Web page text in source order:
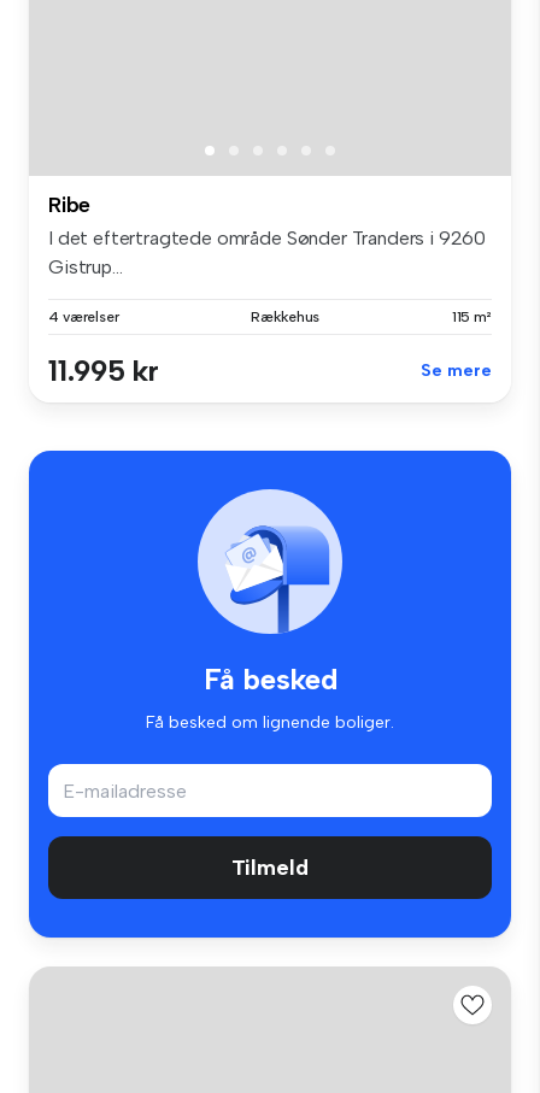
Ribe
I det eftertragtede område Sønder Tranders i 9260
Gistrup...
4 værelser Rækkehus 115 m²
11.995 kr Se mere
Få besked
Få besked om lignende boliger.
Tilmeld